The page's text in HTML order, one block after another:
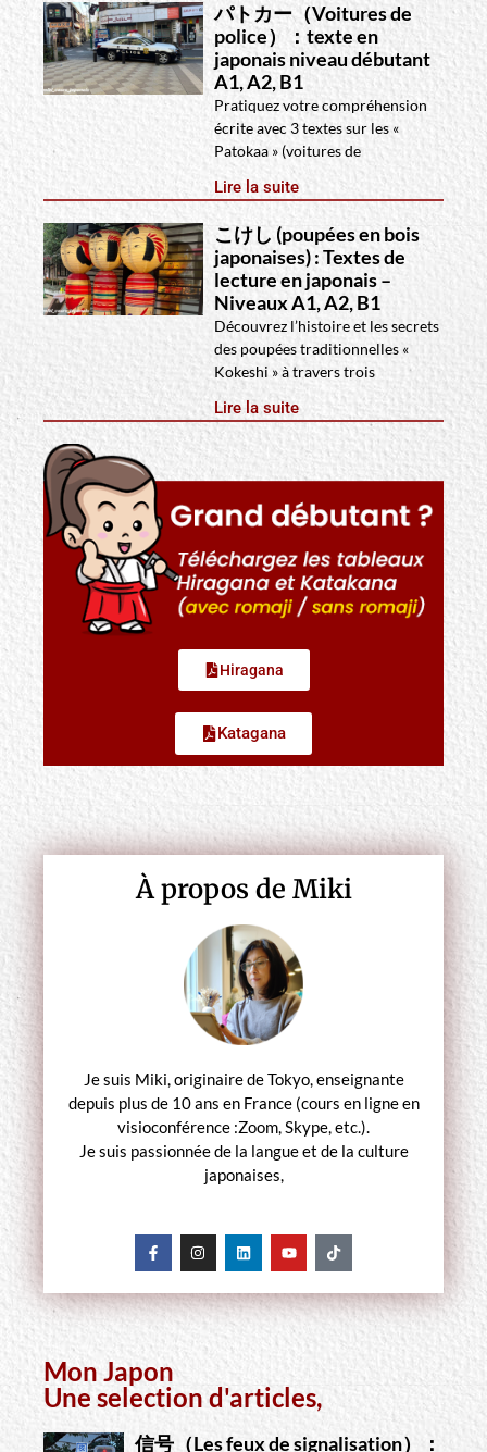
パトカー（Voitures de
police）：texte en
japonais niveau débutant
A1, A2, B1
Pratiquez votre compréhension
écrite avec 3 textes sur les «
Patokaa » (voitures de
Lire la suite
こけし (poupées en bois
japonaises) : Textes de
lecture en japonais –
Niveaux A1, A2, B1
Découvrez l’histoire et les secrets
des poupées traditionnelles «
Kokeshi » à travers trois
Lire la suite
Hiragana
Katagana
À propos de Miki
Je suis Miki, originaire de Tokyo, enseignante
depuis plus de 10 ans en France (cours en ligne en
visioconférence :Zoom, Skype, etc.).
Je suis passionnée de la langue et de la culture
japonaises,
Mon Japon
Une selection d'articles,
信号（Les feux de signalisation）：